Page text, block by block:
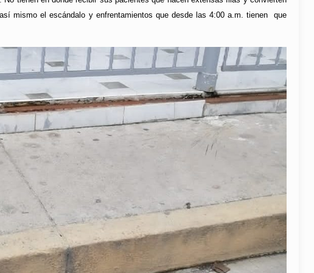
mismo el escándalo y enfrentamientos que desde las 4:00 a.m. tienen que